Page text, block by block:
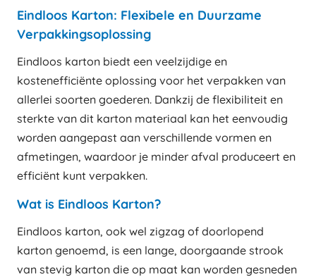
Eindloos Karton: Flexibele en Duurzame
Verpakkingsoplossing
Eindloos karton biedt een veelzijdige en
kostenefficiënte oplossing voor het verpakken van
allerlei soorten goederen. Dankzij de flexibiliteit en
sterkte van dit karton materiaal kan het eenvoudig
worden aangepast aan verschillende vormen en
afmetingen, waardoor je minder afval produceert en
efficiënt kunt verpakken.
Wat is Eindloos Karton?
Eindloos karton, ook wel zigzag of doorlopend
karton genoemd, is een lange, doorgaande strook
van stevig karton die op maat kan worden gesneden